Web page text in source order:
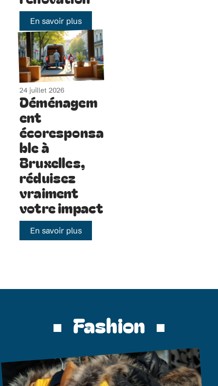
En savoir plus
24 juillet 2026
Déménagem
ent
écoresponsa
ble à
Bruxelles,
réduisez
vraiment
votre impact
En savoir plus
Fashion